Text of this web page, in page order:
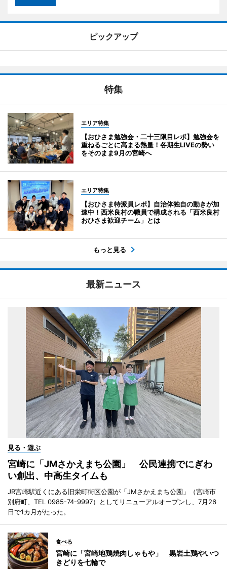
ピックアップ
特集
エリア特集
【おひさま勉強会・二十三限目レポ】勉強会を
重ねるごとに高まる熱量！各期生LIVEの勢い
をそのまま9月の宮崎へ
エリア特集
【おひさま特派員レポ】自治体独自の動きが加
速中！西米良村の職員で構成される「西米良村
おひさま歓迎チーム」とは
もっと見る
最新ニュース
見る・遊ぶ
宮崎に「JMさかえまち公園」 公民連携でにぎわ
い創出、中高生タイムも
JR宮崎駅近くにある旧栄町街区公園が「JMさかえまち公園」（宮崎市
別府町、TEL 0985-74-9997）としてリニューアルオープンし、7月26
日で1カ月がたった。
食べる
宮崎に「宮崎地鶏焼肉しゃもや」 黒岩土鶏やいつ
きどりを七輪で